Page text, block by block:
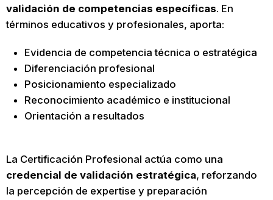
validación de competencias específicas. En
términos educativos y profesionales, aporta:
Evidencia de competencia técnica o estratégica
Diferenciación profesional
Posicionamiento especializado
Reconocimiento académico e institucional
Orientación a resultados
La Certificación Profesional actúa como una
credencial de validación estratégica, reforzando
la percepción de expertise y preparación